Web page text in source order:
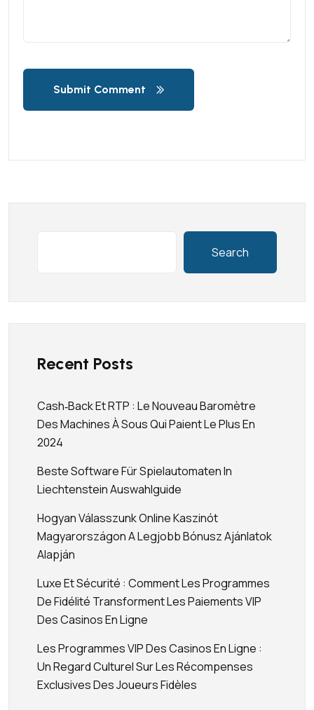
Submit Comment
Search
Recent Posts
Cash‑back Et RTP : Le Nouveau Baromètre
Des Machines À Sous Qui Paient Le Plus En
2024
Beste Software Für Spielautomaten In
Liechtenstein Auswahlguide
Hogyan Válasszunk Online Kaszinót
Magyarországon A Legjobb Bónusz Ajánlatok
Alapján
Luxe Et Sécurité : Comment Les Programmes
De Fidélité Transforment Les Paiements VIP
Des Casinos En Ligne
Les Programmes VIP Des Casinos En Ligne :
Un Regard Culturel Sur Les Récompenses
Exclusives Des Joueurs Fidèles